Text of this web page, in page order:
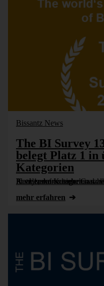
Bissantz News
The BI Survey
belegt Platz 1 in
Kategorien
In vierzehn Kategorien sahen die Anwender DeltaMaster auf Platz 1, davon siebenmal allein in der Gruppe der OLAP-Analysewerkzeuge. Ganz vorne steht DeltaMaster in der Kundenzufriedenheit.
mehr erfahren